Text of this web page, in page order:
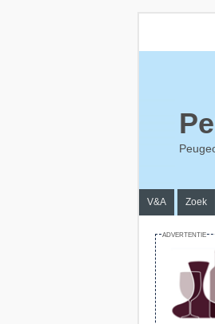
V&A Zoek
ADVERTENTIE